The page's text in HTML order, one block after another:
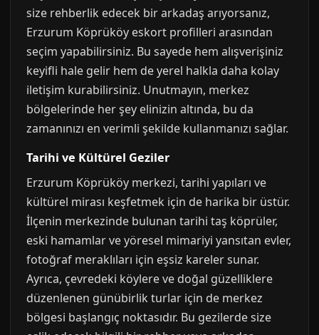
size rehberlik edecek bir arkadaş arıyorsanız,
Erzurum Köprüköy eskort profilleri arasından
seçim yapabilirsiniz. Bu sayede hem alışverişiniz
keyifli hale gelir hem de yerel halkla daha kolay
iletişim kurabilirsiniz. Unutmayın, merkez
bölgelerinde her şey elinizin altında, bu da
zamanınızı en verimli şekilde kullanmanızı sağlar.
Tarihi ve Kültürel Geziler
Erzurum Köprüköy merkezi, tarihi yapıları ve
kültürel mirası keşfetmek için de harika bir üstür.
İlçenin merkezinde bulunan tarihi taş köprüler,
eski hamamlar ve yöresel mimariyi yansıtan evler,
fotoğraf meraklıları için eşsiz kareler sunar.
Ayrıca, çevredeki köylere ve doğal güzelliklere
düzenlenen günübirlik turlar için de merkez
bölgesi başlangıç noktasıdır. Bu gezilerde size